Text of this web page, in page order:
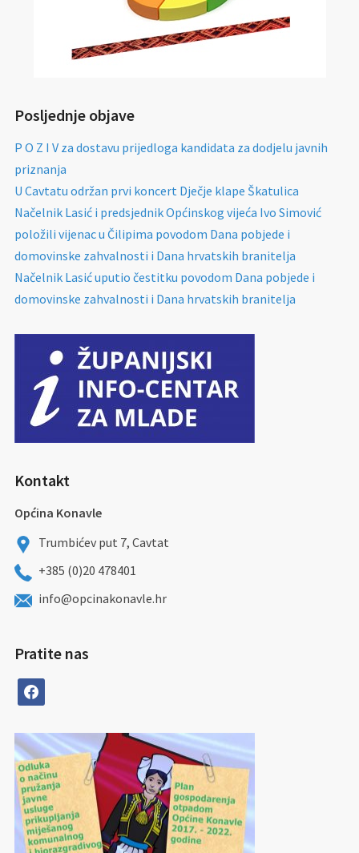
Posljednje objave
P O Z I V za dostavu prijedloga kandidata za dodjelu javnih
priznanja
U Cavtatu održan prvi koncert Dječje klape Škatulica
Načelnik Lasić i predsjednik Općinskog vijeća Ivo Simović
položili vijenac u Čilipima povodom Dana pobjede i
domovinske zahvalnosti i Dana hrvatskih branitelja
Načelnik Lasić uputio čestitku povodom Dana pobjede i
domovinske zahvalnosti i Dana hrvatskih branitelja
Kontakt
Općina Konavle
Trumbićev put 7, Cavtat
+385 (0)20 478401
info@opcinakonavle.hr
Pratite nas
facebook